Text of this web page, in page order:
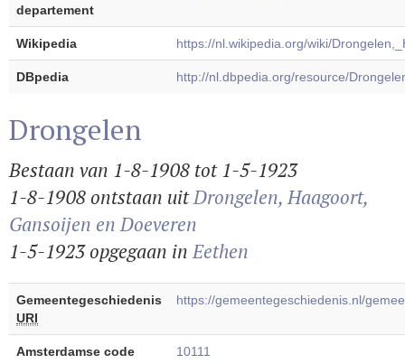
departement
Wikipedia https://nl.wikipedia.org/wiki/
DBpedia http://nl.dbpedia.org/resource/
Drongelen
Bestaan van 1-8-1908 tot 1-5-1923
1-8-1908 ontstaan uitDrongelen, Haagoort,
Gansoijen en Doeveren
1-5-1923 opgegaan inEethen
Gemeentegeschiedenis
URI
https://gemeentegeschiedenis.nl/
Amsterdamse code 10111